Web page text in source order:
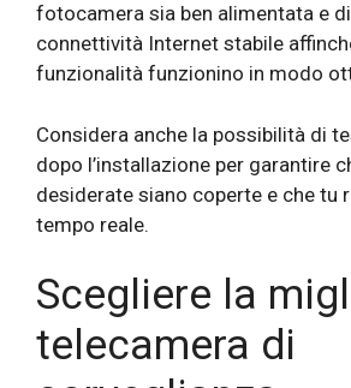
fotocamera sia ben alimentata e
connettività Internet stabile
funzionalità funzionino in modo
Considera anche la possibilità di
dopo l’installazione per garantire
desiderate siano coperte e che tu
tempo reale.
Scegliere la
telecamera di